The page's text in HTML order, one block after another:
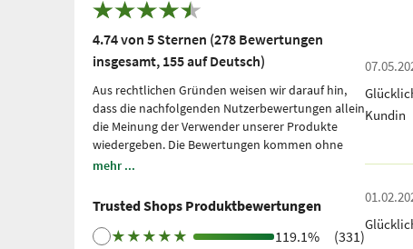
4.74 von 5 Sternen (278 Bewertungen
insgesamt, 155 auf Deutsch)
Aus rechtlichen Gründen weisen wir darauf hin,
dass die nachfolgenden Nutzerbewertungen allein
die Meinung der Verwender unserer Produkte
wiedergeben. Die Bewertungen kommen ohne
unsere Einflussnahme zustande, wir geben sie
sie uns zu eigen zu machen. Bitte beachten Sie: Es
handelt sich um persönliche, individuelle
Erfahrungen, welche nicht durch Studien belegt
mehr ...
Trusted Shops Produktbewertungen
★ ★ ★ ★ ★ 119.1% (331)
Kundin